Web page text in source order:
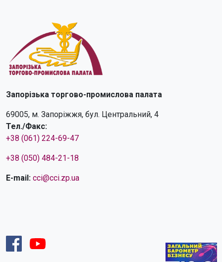
Запорізька торгово-промислова палата
69005, м. Запоріжжя, бул. Центральний, 4
Тел./Факс:
+38 (061) 224-69-47
+38 (050) 484-21-18
E-mail: cci@cci.zp.ua